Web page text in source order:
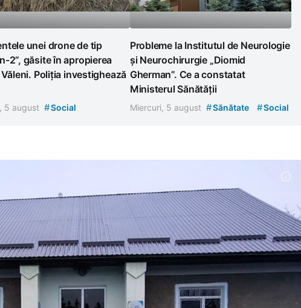
unei drone de tip
2”, găsite în apropierea
Poliția investighează
5 august #Social
Probleme la Institutul de Neurologie
și Neurochirurgie „Diomid
Gherman”. Ce a constatat
Ministerul Sănătății
Miercuri, 5 august #Sănătate #Social